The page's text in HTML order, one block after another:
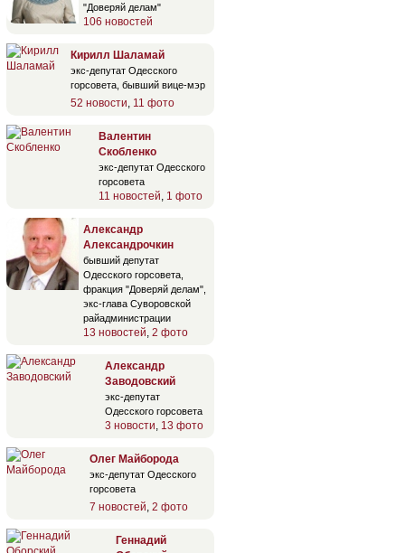
"Доверяй делам"
106 новостей
Кирилл Шаламай
экс-депутат Одесского
горсовета, бывший вице-мэр
52 новости, 11 фото
Валентин
Скобленко
экс-депутат Одесского
горсовета
11 новостей, 1 фото
Александр
Александрочкин
бывший депутат
Одесского горсовета,
фракция "Доверяй делам",
экс-глава Суворовской
райадминистрации
13 новостей, 2 фото
Александр
Заводовский
экс-депутат
Одесского горсовета
3 новости, 13 фото
Олег Майборода
экс-депутат Одесского
горсовета
7 новостей, 2 фото
Геннадий